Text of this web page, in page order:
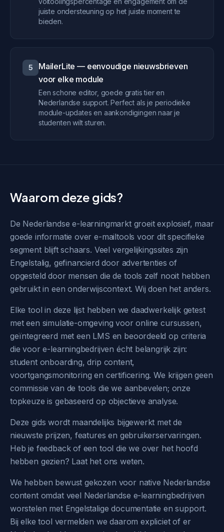
juiste ondersteuning op het juiste moment te
bieden.
5
MailerLite — eenvoudige nieuwsbrieven
voor elke module
Een schone editor, goede gratis tier en
Nederlandse support. Perfect als je periodieke
module-updates en aankondigingen naar je
studenten wilt sturen.
Waarom deze gids?
De Nederlandse e-learningmarkt groeit explosief, maar
goede informatie over e-mailtools voor dit specifieke
segment blijft schaars. Veel vergelijkingssites zijn
Engelstalig, gefinancierd door advertenties of
opgesteld door mensen die de tools zelf nooit hebben
gebruikt in een onderwijscontext. Wij doen het anders.
Elke tool in deze lijst hebben we daadwerkelijk getest
met een simulatie-omgeving voor online cursussen,
geïntegreerd met een LMS en beoordeeld op criteria
die voor e-learningbedrijven écht belangrijk zijn:
student onboarding, drip content,
voortgangsmonitoring en certificering. We krijgen geen
commissie van de tools die we aanbevelen; onze
topkeuze is gebaseerd op objectieve analyse.
Deze gids wordt maandelijks bijgewerkt met de
nieuwste prijzen, features en gebruikerservaringen.
Heb je feedback of een tool die we over het hoofd
hebben gezien? Laat het ons weten.
We hebben bewust gekozen voor native Nederlandse
content omdat veel Nederlandse e-learningbedrijven
worstelen met Engelstalige documentatie en support.
Bij elke tool vermelden we daarom expliciet of er